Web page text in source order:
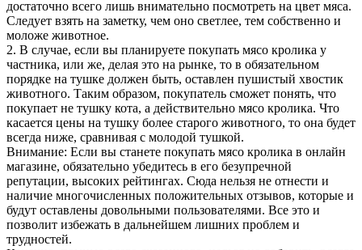
достаточно всего лишь внимательно посмотреть на цвет мяса.
Следует взять на заметку, чем оно светлее, тем собственно и
моложе животное.
2. В случае, если вы планируете покупать мясо кролика у
частника, или же, делая это на рынке, то в обязательном
порядке на тушке должен быть, оставлен пушистый хвостик
животного. Таким образом, покупатель сможет понять, что
покупает не тушку кота, а действительно мясо кролика. Что
касается цены на тушку более старого животного, то она будет
всегда ниже, сравнивая с молодой тушкой.
Внимание: Если вы станете покупать мясо кролика в онлайн
магазине, обязательно убедитесь в его безупречной
репутации, высоких рейтингах. Сюда нельзя не отнести и
наличие многочисленных положительных отзывов, которые и
будут оставлены довольными пользователями. Все это и
позволит избежать в дальнейшем лишних проблем и
трудностей.